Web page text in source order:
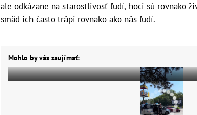
ale odkázane na starostlivosť ľudí, hoci sú rovnako
smäd ich často trápi rovnako ako nás ľudí.
Mohlo by vás zaujímať: